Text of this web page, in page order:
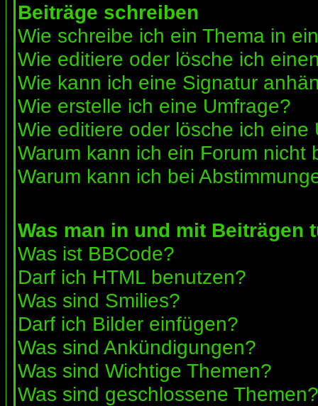
Beiträge schreiben
Wie schreibe ich ein Thema in
Wie editiere oder lösche ich
Wie kann ich eine Signatur
Wie erstelle ich eine Umfrage?
Wie editiere oder lösche ich eine
Warum kann ich ein Forum nicht
Warum kann ich bei
Was man in und mit Beiträgen
Was ist BBCode?
Darf ich HTML benutzen?
Was sind Smilies?
Darf ich Bilder einfügen?
Was sind Ankündigungen?
Was sind Wichtige Themen?
Was sind geschlossene Themen?